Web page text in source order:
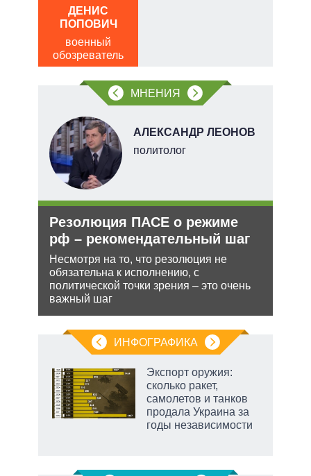
ДЕНИС
ПОПОВИЧ
военный
обозреватель
МНЕНИЯ
АЛЕКСАНДР ЛЕОНОВ
политолог
Резолюция ПАСЕ о режиме
рф – рекомендательный шаг
Несмотря на то, что резолюция не
обязательна к исполнению, с
политической точки зрения – это очень
важный шаг
ИНФОГРАФИКА
Экспорт оружия:
сколько ракет,
самолетов и танков
продала Украина за
годы независимости